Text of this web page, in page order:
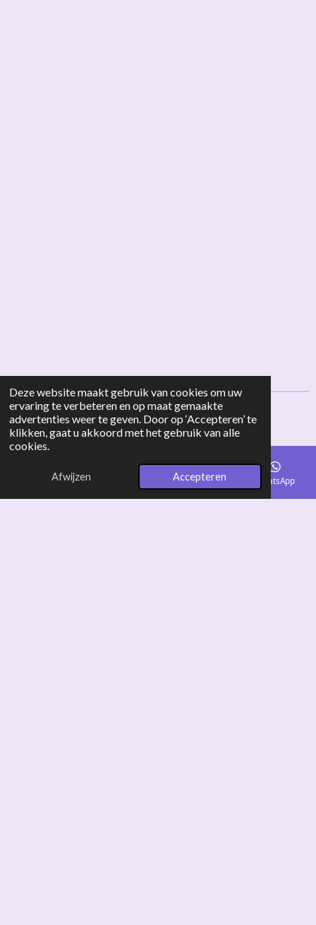
Deze website maakt gebruik van cookies om uw
ervaring te verbeteren en op maat gemaakte
advertenties weer te geven. Door op ‘Accepteren’ te
klikken, gaat u akkoord met het gebruik van alle
cookies.
Afwijzen Accepteren
Alle Prijzen zijn inclusief BTW.
© 2025 - 2026 SnoepFestival - Algemene voorwaarden
Privacystatement
E-mailadres
TikTok WhatsApp